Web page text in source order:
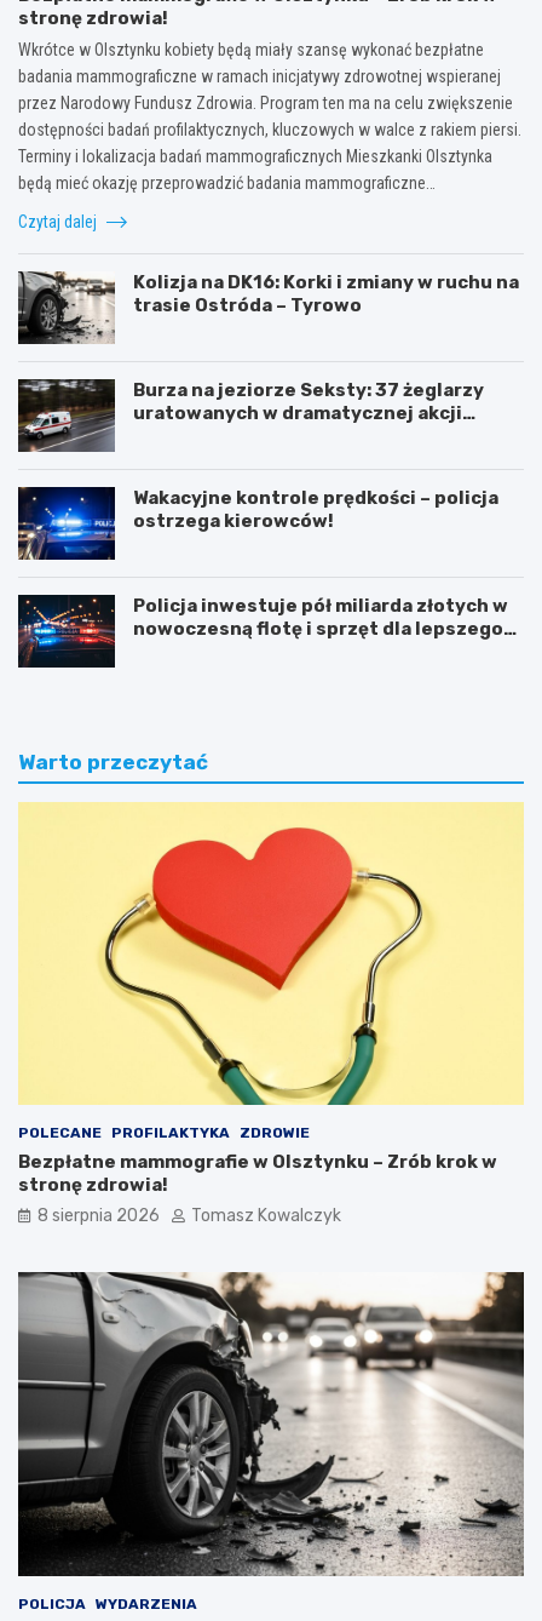
stronę zdrowia!
Wkrótce w Olsztynku kobiety będą miały szansę wykonać bezpłatne
badania mammograficzne w ramach inicjatywy zdrowotnej wspieranej
przez Narodowy Fundusz Zdrowia. Program ten ma na celu zwiększenie
dostępności badań profilaktycznych, kluczowych w walce z rakiem piersi.
Terminy i lokalizacja badań mammograficznych Mieszkanki Olsztynka
będą mieć okazję przeprowadzić badania mammograficzne…
Czytaj dalej
Kolizja na DK16: Korki i zmiany w ruchu na
trasie Ostróda – Tyrowo
Burza na jeziorze Seksty: 37 żeglarzy
uratowanych w dramatycznej akcji
Wakacyjne kontrole prędkości – policja
ostrzega kierowców!
Policja inwestuje pół miliarda złotych w
nowoczesną flotę i sprzęt dla lepszego
Warto przeczytać
POLECANE PROFILAKTYKA ZDROWIE
Bezpłatne mammografie w Olsztynku – Zrób krok w
stronę zdrowia!
8 sierpnia 2026 Tomasz Kowalczyk
POLICJA WYDARZENIA